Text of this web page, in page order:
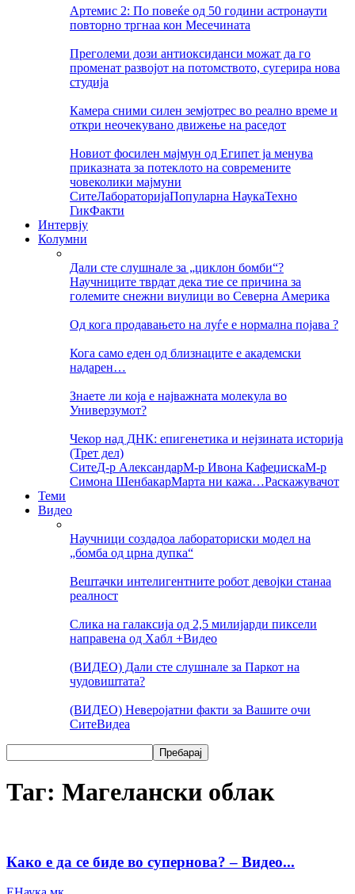
Артемис 2: По повеќе од 50 години астронаути
повторно тргнаа кон Месечината
Преголеми дози антиоксиданси можат да го
променат развојот на потомството, сугерира нова
студија
Камера сними силен земјотрес во реално време и
откри неочекувано движење на раседот
Новиот фосилен мајмун од Египет ја менува
приказната за потеклото на современите
човеколики мајмуни
СитеЛабораторијаПопуларна НаукаТехно
ГикФакти
Интервју
Колумни
Дали сте слушнале за „циклон бомби“?
Научниците тврдат дека тие се причина за
големите снежни виулици во Северна Америка
Од кога продавањето на луѓе е нормална појава ?
Кога само еден од близнаците е академски
надарен…
Знаете ли која е најважната молекула во
Универзумот?
Чекор над ДНК: епигенетика и нејзината историја
(Трет дел)
СитеД-р АлександарМ-р Ивона КафеџискаМ-р
Симона ШенбакарМарта ни кажа…Раскажувачот
Теми
Видео
Научници создадоа лабораториски модел на
„бомба од црна дупка“
Вештачки интелигентните робот девојки станаа
реалност
Слика на галаксија од 2,5 милијарди пиксели
направена од Хабл +Видео
(ВИДЕО) Дали сте слушнале за Паркот на
чудовиштата?
(ВИДЕО) Неверојатни факти за Вашите очи
СитеВидеа
Таг: Магелански облак
Како е да се биде во супернова? – Видео...